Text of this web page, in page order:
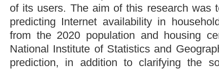
of its users. The aim of this research was
predicting Internet availability in
from the 2020 population and housing
National Institute of Statistics and
prediction, in addition to clarifying the